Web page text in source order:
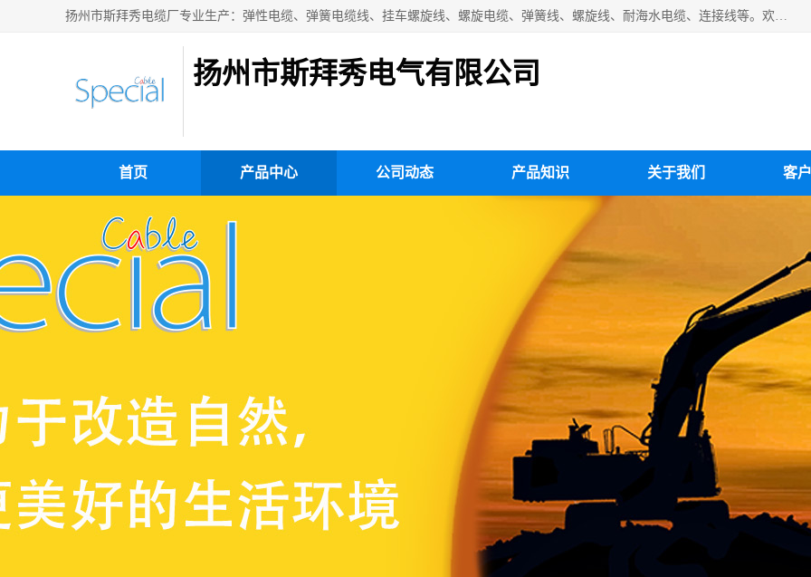
扬州市斯拜秀电缆厂专业生产：弹性电缆、弹簧电缆线、挂车螺旋线、螺旋电缆、弹簧线、螺旋线、耐海水电缆、连接线等。欢迎来电咨询！
扬州市斯拜秀电气有限公司
首页 产品中心 公司动态 产品知识 关于我们 客